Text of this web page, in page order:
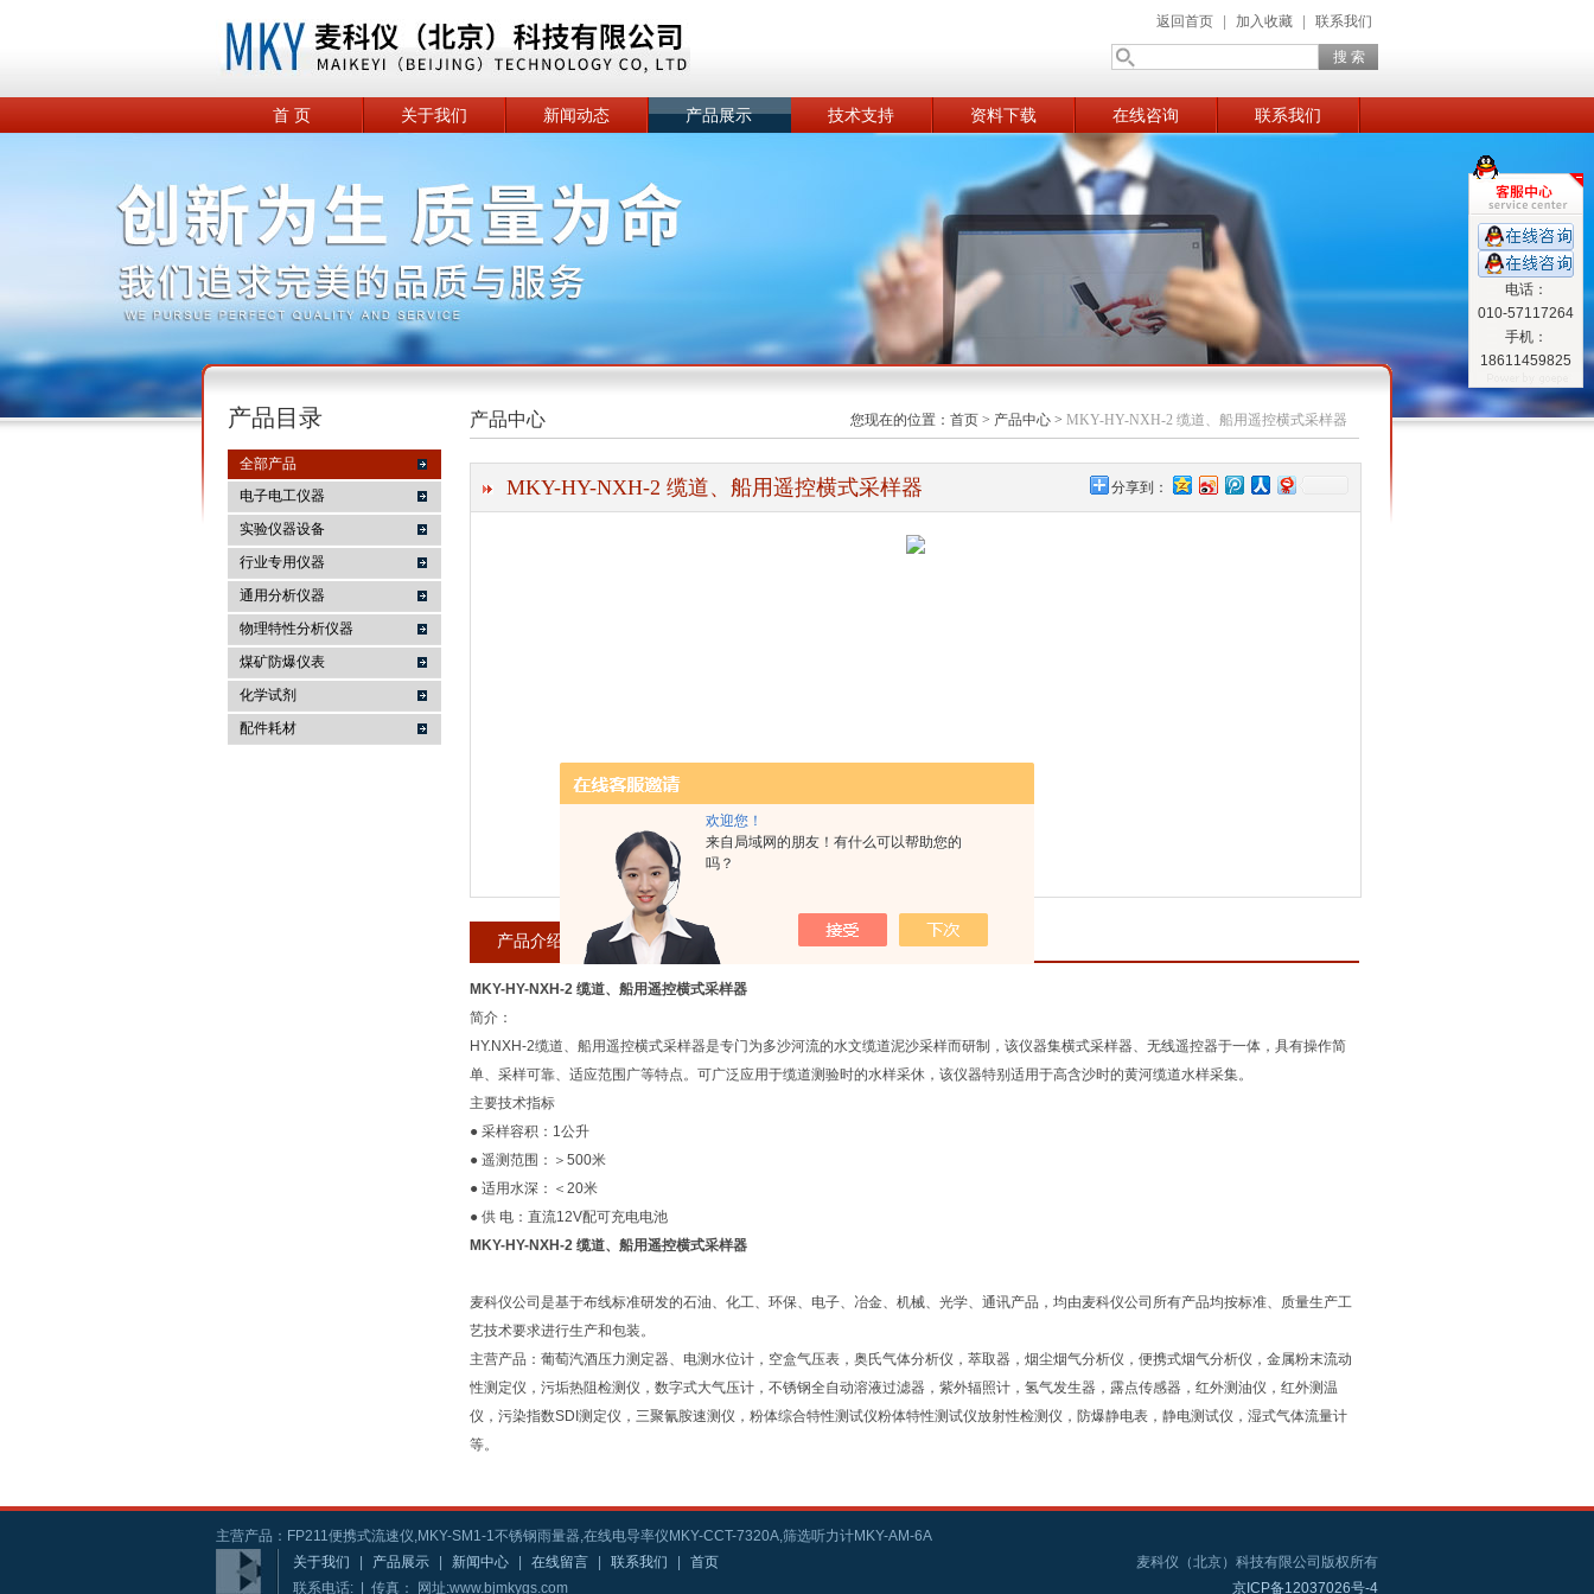
欢迎您！
来自局域网的朋友！有什么可以帮助您的
吗？
麦科仪（北京）科技有限公司
返回首页 加入收藏 联系我们
首 页 关于我们 新闻动态 产品展示 技术支持 资料下载 在线咨询 联系我们
产品目录
全部产品
电子电工仪器
实验仪器设备
行业专用仪器
通用分析仪器
物理特性分析仪器
煤矿防爆仪表
化学试剂
配件耗材
产品中心 您现在的位置： 首页 > 产品中心 > MKY-HY-NXH-2 缆道、船用遥控横式采样器
MKY-HY-NXH-2 缆道、船用遥控横式采样器 分享到：
产品介绍 在线留言
MKY-HY-NXH-2 缆道、船用遥控横式采样器
简介：
HY.NXH-2缆道、船用遥控横式采样器是专门为多沙河流的水文缆道泥沙采样而研制，该仪器集横式采样器、无线遥控器于一体，具有操作简
单、采样可靠、适应范围广等特点。可广泛应用于缆道测验时的水样采休，该仪器特别适用于高含沙时的黄河缆道水样采集。
主要技术指标
● 采样容积：1公升
● 遥测范围：＞500米
● 适用水深：＜20米
● 供 电：直流12V配可充电电池
MKY-HY-NXH-2 缆道、船用遥控横式采样器
麦科仪公司是基于布线标准研发的石油、化工、环保、电子、冶金、机械、光学、通讯产品，均由麦科仪公司所有产品均按标准、质量生产工
艺技术要求进行生产和包装。
主营产品：葡萄汽酒压力测定器、电测水位计，空盒气压表，奥氏气体分析仪，萃取器，烟尘烟气分析仪，便携式烟气分析仪，金属粉末流动
性测定仪，污垢热阻检测仪，数字式大气压计，不锈钢全自动溶液过滤器，紫外辐照计，氢气发生器，露点传感器，红外测油仪，红外测温
仪，污染指数SDI测定仪，三聚氰胺速测仪，粉体综合特性测试仪粉体特性测试仪放射性检测仪，防爆静电表，静电测试仪，湿式气体流量计
等。
主营产品：FP211便携式流速仪,MKY-SM1-1不锈钢雨量器,在线电导率仪MKY-CCT-7320A,筛选听力计MKY-AM-6A
关于我们
产品展示 新闻中心 在线留言 联系我们
首页
联系电话: | 传真： 网址:www.bjmkygs.com
麦科仪（北京）科技有限公司版权所有
京ICP备12037026号-4
电话：
010-57117264
手机：
18611459825